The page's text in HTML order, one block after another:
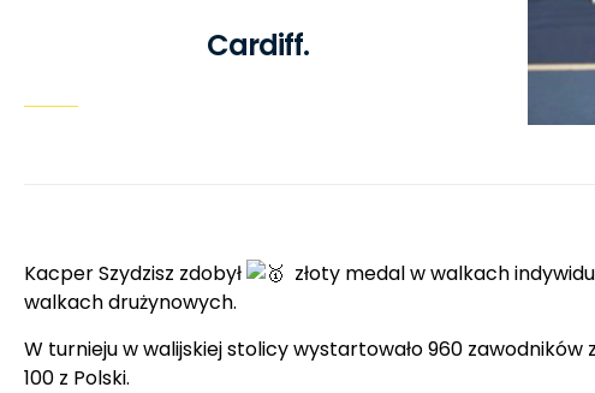
Cardiff.
Kacper Szydzisz zdobył złoty medal w walkach
walkach drużynowych.
W turnieju w walijskiej stolicy wystartowało 960
100 z Polski.